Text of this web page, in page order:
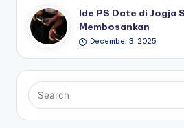
Ide PS Date di Jogja
Membosankan
December 3, 2025